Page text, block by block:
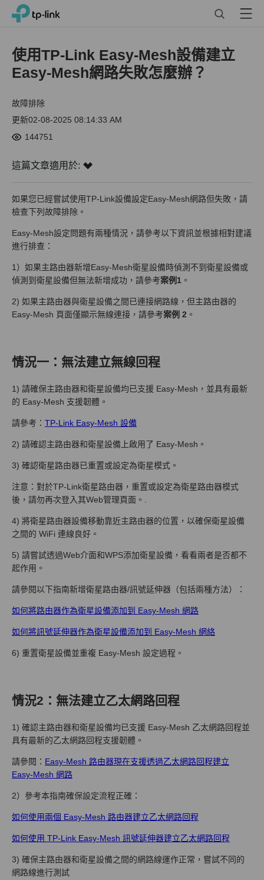
Click
navigation
TP-Link, Reliably Smart Menu
使用TP-Link Easy-Mesh設備建立
Easy-Mesh網路失敗怎麼辦？
故障排除
更新02-08-2025 08:14:33 AM
144751
這篇文章適用於:
如果您已經嘗試使用TP-Link設備設定Easy-Mesh網路但失敗，請
檢查下列故障排除。
Easy-Mesh設定問題有兩種情況，請參考以下資訊並根據相對建議
進行排查：
1）如果主路由器新增Easy-Mesh衛星設備時偵測不到衛星設備或
偵測到衛星設備但無法新增成功，請參考案例1 。
2) 如果主路由器與衛星設備之間已連接網路線，但主路由器的
Easy-Mesh 頁面僅顯示無線連接，請參考案例 2 。
情況一：無法建立無線回程
1) 請確保主路由器和衛星設備均已支援 Easy-Mesh，並具有最新
的 Easy-Mesh 支援韌體。
請參考： TP-Link Easy-Mesh 設備
2) 請確認主路由器和衛星設備上啟用了 Easy-Mesh。
3) 確認衛星路由器已重置或設定為衛星模式。
注意：對於TP-Link衛星路由器，重置或設定為衛星路由器模式
後，請勿再次登入其Web管理頁面。.
4) 將衛星路由器設備移動靠近主路由器的位置，以確保衛星設備
之間的 WiFi 連線良好。
5) 請嘗試透過Web介面和WPS添加衛星設備，看看兩者是否都不
起作用。
請參閱以下指南新增衛星路由器/訊號延伸器（包括兩種方法）：
如何將路由器作為衛星設備添加到 Easy-Mesh 網路
如何將訊號延伸器作為衛星設備添加到 Easy-Mesh 網絡
6) 重置衛星設備並重複 Easy-Mesh 設定過程。
情況2：無法建立乙太網路回程
1) 確認主路由器和衛星設備均已支援 Easy-Mesh 乙太網路回程並
具有最新的乙太網路回程支援韌體。
請參閱： Easy-Mesh 路由器現在支援透過乙太網路回程建立
Easy-Mesh 網路
2）參考本指南確保設定流程正確：
如何使用兩個 Easy-Mesh 路由器建立乙太網路回程
如何使用 TP-Link Easy-Mesh 訊號延伸器建立乙太網路回程
3) 確保主路由器和衛星設備之間的網路線運作正常，嘗試不同的
網路線進行測試